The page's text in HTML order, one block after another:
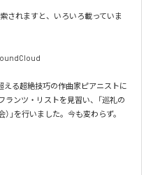
されますと、いろいろ載っていま
る超絶技巧の作曲家ピアニストに
ンツ・リストを見習い、「巡礼の
」を行いました。今も変わらず。